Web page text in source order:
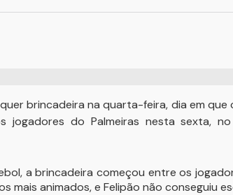
brincadeira na quarta-feira, dia em
jogadores do Palmeiras nesta sexta,
a brincadeira começou entre os
mais animados, e Felipão não conseguiu